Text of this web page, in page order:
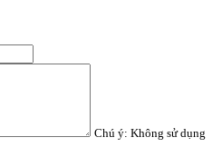
Chú ý: Không sử dụng